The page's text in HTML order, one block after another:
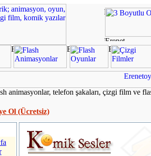
animasyonlar, telefon şakaları, çizgi film ve
Ol (Ücretsiz)